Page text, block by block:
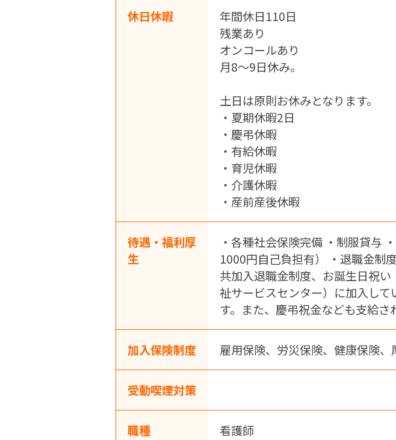
休日休暇
年間休日110日
残業あり
オンコールあり
月8～9日休み。
土日は原則お休みとなります。
・夏期休暇2日
・慶弔休暇
・有給休暇
・育児休暇
・介護休暇
・産前産後休暇
待遇・福利厚
生
・各種社会保険完備 ・制服貸与
1000円自己負担有） ・退職金
共加入退職金制度、お誕生日祝
祉サービスセンター）に加入し
す。また、慶弔祝金なども支給
加入保険制度 雇用保険、労災保険、健康保険、
受動喫煙対策
職種 看護師